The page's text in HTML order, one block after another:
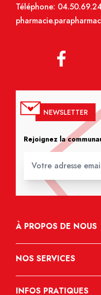
Téléphone:
NEWSLETTER
Rejoignez la
À PROPOS DE NOUS
NOS SERVICES
INFOS PRATIQUES